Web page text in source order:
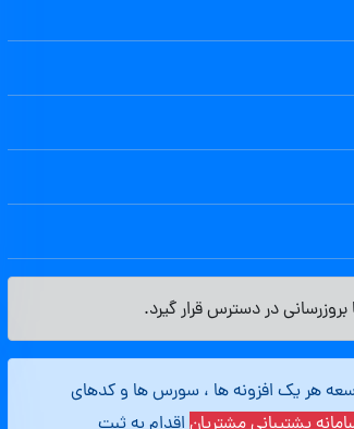
در دسترس قرار گیرد.
هر یک افزونه ها ، سورس ها و کدهای